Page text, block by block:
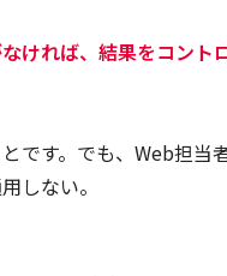
ければ、結果をコント
です。でも、Web担当
しない。